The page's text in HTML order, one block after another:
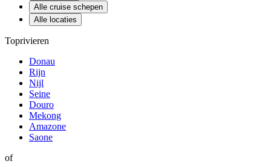
Alle cruise schepen
Alle locaties
Toprivieren
Donau
Rijn
Nijl
Seine
Douro
Mekong
Amazone
Saone
of